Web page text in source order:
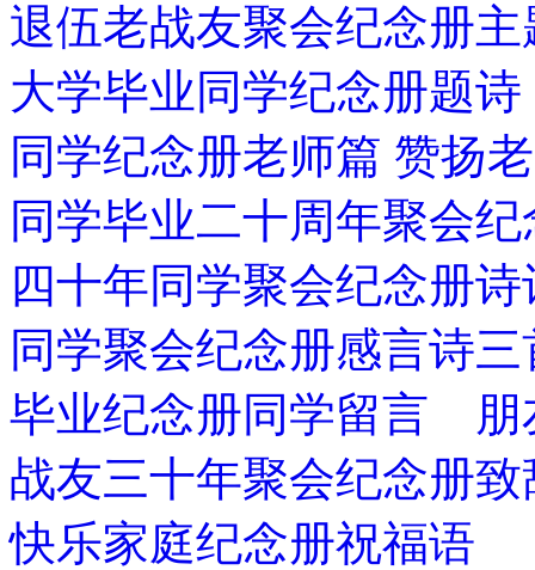
退伍老战友聚会纪念册
大学毕业同学纪念册题诗
同学纪念册老师篇 赞扬
同学毕业二十周年聚会
四十年同学聚会纪念册
同学聚会纪念册感言诗三
毕业纪念册同学留言 朋
战友三十年聚会纪念册致
快乐家庭纪念册祝福语